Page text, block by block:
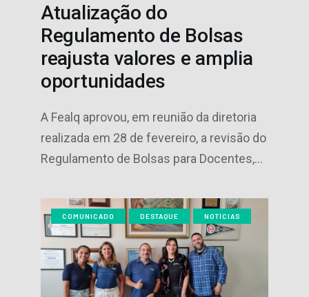
Atualização do
Regulamento de Bolsas
reajusta valores e amplia
oportunidades
A Fealq aprovou, em reunião da diretoria
realizada em 28 de fevereiro, a revisão do
Regulamento de Bolsas para Docentes,…
COMUNICADO DESTAQUE NOTÍCIAS